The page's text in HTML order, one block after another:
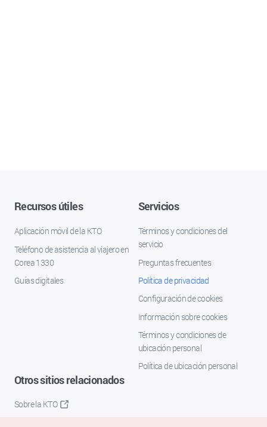
Recursos útiles
Aplicación móvil de la KTO
Teléfono de asistencia al viajero en
Corea 1330
Guías digitales
Servicios
Términos y condiciones del
servicio
Preguntas frecuentes
Política de privacidad
Configuración de cookies
Información sobre cookies
Términos y condiciones de
ubicación personal
Política de ubicación personal
Otros sitios relacionados
Sobre la KTO